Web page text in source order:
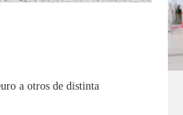
a otros de distinta